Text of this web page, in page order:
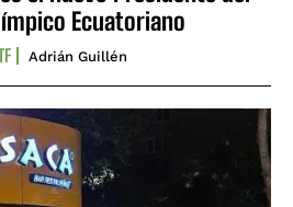
Ecuatoriano
Adrián Guillén